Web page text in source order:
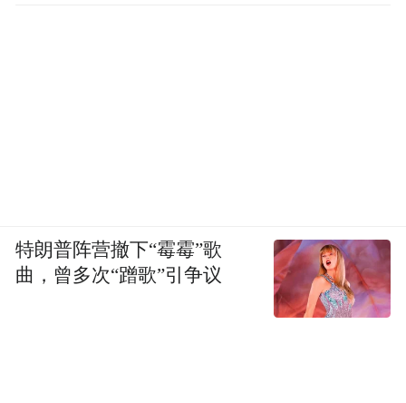
特朗普阵营撤下“霉霉”歌
曲，曾多次“蹭歌”引争议